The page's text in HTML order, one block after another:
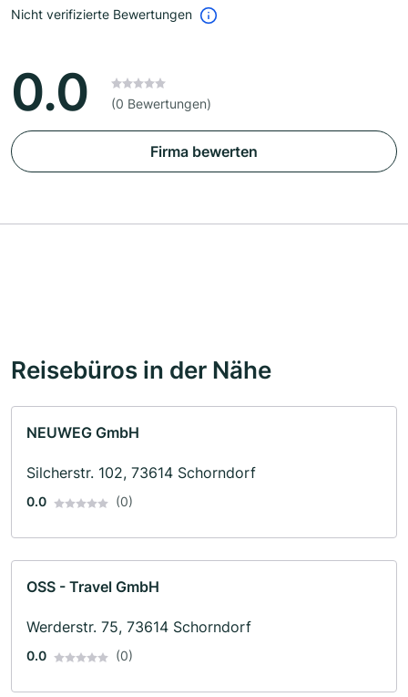
Nicht verifizierte Bewertungen
0.0 (0 Bewertungen)
Firma bewerten
Reisebüros in der Nähe
NEUWEG GmbH
Silcherstr. 102, 73614 Schorndorf
0.0 (0)
OSS - Travel GmbH
Werderstr. 75, 73614 Schorndorf
0.0 (0)